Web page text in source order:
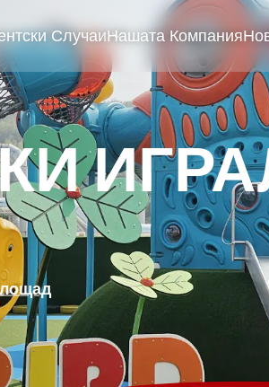
СлучаиНашата Компания